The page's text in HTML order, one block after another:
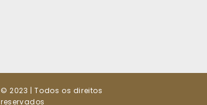
© 2023 | Todos os direitos
reservados